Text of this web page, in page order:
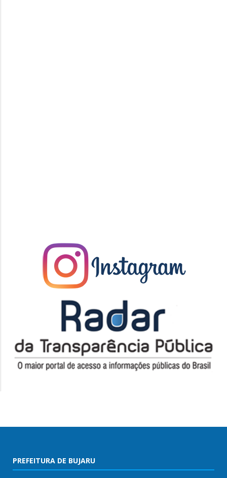
PREFEITURA DE BUJARU